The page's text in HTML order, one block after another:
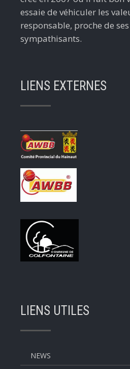
essaie de véhiculer les
responsable, proche de
sympathisants.
LIENS EXTERNES
LIENS UTILES
NEWS